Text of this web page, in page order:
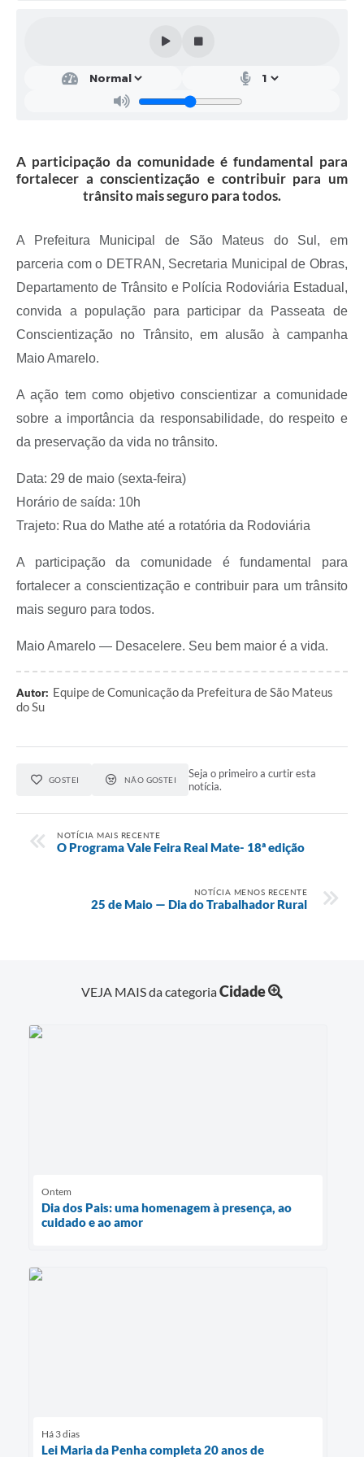
Cadastro para Castração
Feriados Municipais
Imprensa
Telefones Postos de Saúde
Plantão das Funerárias
Termos de Fomento
Audiências Públicas
Iluminação Pública
Arquivos para Download
Legislação
Agenda
Notícias
A participação da comunidade é fundamental para
fortalecer a conscientização e contribuir para um
trânsito mais seguro para todos.
A Prefeitura Municipal de São Mateus do Sul, em
parceria com o DETRAN, Secretaria Municipal de Obras,
Departamento de Trânsito e Polícia Rodoviária Estadual,
convida a população para participar da Passeata de
Conscientização no Trânsito, em alusão à campanha
Maio Amarelo.
A ação tem como objetivo conscientizar a comunidade
sobre a importância da responsabilidade, do respeito e
da preservação da vida no trânsito.
Data: 29 de maio (sexta-feira)
Horário de saída: 10h
Trajeto: Rua do Mathe até a rotatória da Rodoviária
A participação da comunidade é fundamental para
fortalecer a conscientização e contribuir para um trânsito
mais seguro para todos.
Maio Amarelo — Desacelere. Seu bem maior é a vida.
Autor: Equipe de Comunicação da Prefeitura de São Mateus
do Su
GOSTEI NÃO GOSTEI
Seja o primeiro a curtir esta
notícia.
NOTÍCIA MAIS RECENTE
O Programa Vale Feira Real Mate- 18ª edição
NOTÍCIA MENOS RECENTE
25 de Maio — Dia do Trabalhador Rural
VEJA MAIS da categoriaCidade
Ontem
Dia dos Pais: uma homenagem à presença, ao
cuidado e ao amor
Há 3 dias
Lei Maria da Penha completa 20 anos de